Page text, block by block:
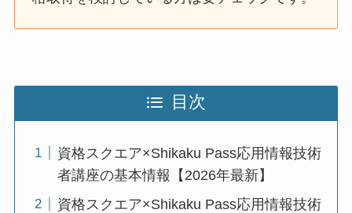
目次
資格スクエア×Shikaku Pass応用情報技術
者講座の基本情報【2026年最新】
資格スクエア×Shikaku Pass応用情報技術